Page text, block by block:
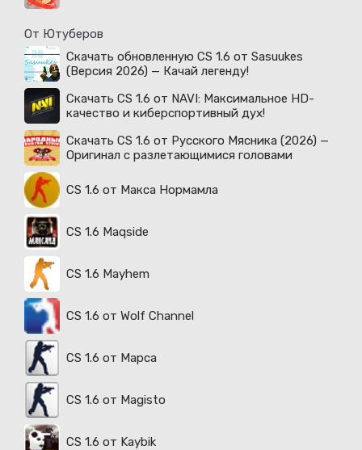
От Ютуберов
Скачать обновленную CS 1.6 от Sasuukes
(Версия 2026) — Качай легенду!
Скачать CS 1.6 от NAVI: Максимальное HD-
качество и киберспортивный дух!
Скачать CS 1.6 от Русского Мясника (2026) —
Оригинал с разлетающимися головами
CS 1.6 от Макса Нормамла
CS 1.6 Maqside
CS 1.6 Mayhem
CS 1.6 от Wolf Channel
CS 1.6 от Марса
CS 1.6 от Magisto
CS 1.6 от Kaybik